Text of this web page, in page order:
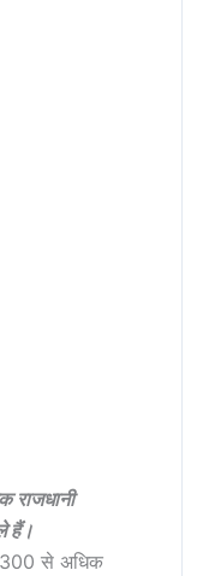
राजधानी
हैं।
से अधिक